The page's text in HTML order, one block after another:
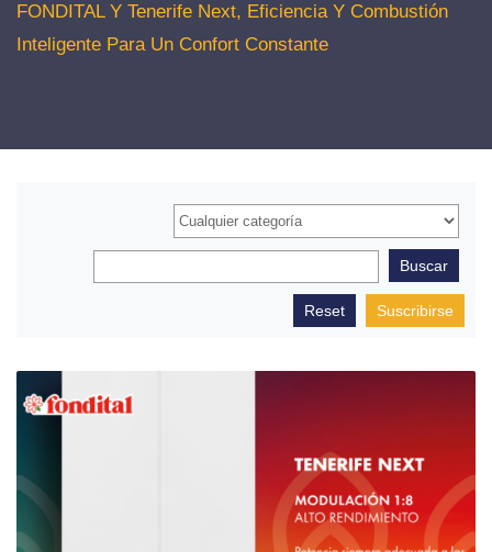
FONDITAL Y Tenerife Next, Eficiencia Y Combustión
Inteligente Para Un Confort Constante
Suscribirse